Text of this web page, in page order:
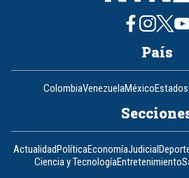
País
ColombiaVenezuelaMéxico
Actualidad PolíticaEconomíaJudicial
Ciencia y TecnologíaEntretenimiento